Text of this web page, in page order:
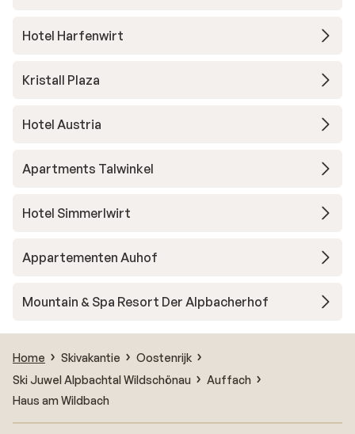
Hotel Harfenwirt
Kristall Plaza
Hotel Austria
Apartments Talwinkel
Hotel Simmerlwirt
Appartementen Auhof
Mountain & Spa Resort Der Alpbacherhof
Home Skivakantie
Oostenrijk
Ski Juwel Alpbachtal Wildschönau
Auffach
Haus am Wildbach